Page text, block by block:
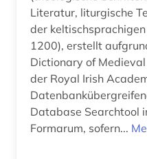
kupferstich (1)
landeskunde (1)
latein (81)
lateinisch (1)
lehnwort (1)
Literatur, liturgische
der
1200), erstellt
Dictionary of
der Royal Irish
Database Searchtool
Formarum, sofern...